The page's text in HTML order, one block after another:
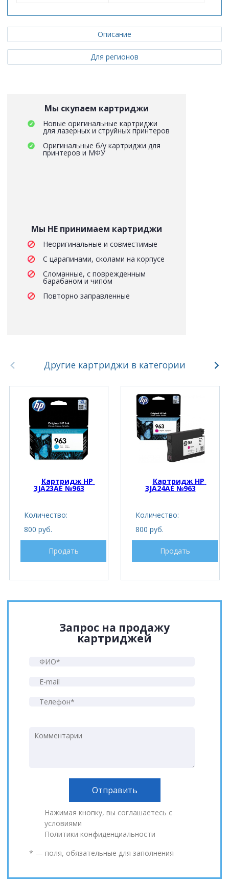
Описание
Для регионов
Мы скупаем картриджи
Новые оригинальные картриджи
для лазерных и струйных принтеров
Оригинальные б/у картриджи для
принтеров и МФУ
Мы НЕ принимаем картриджи
Неоригинальные и совместимые
С царапинами, сколами на корпусе
Сломанные, с поврежденным
барабаном и чипом
Повторно заправленные
Другие картриджи в категории
Картридж HP
3JA23AE №963
Количество:
800 руб.
Продать
Картридж HP
3JA24AE №963
Количество:
800 руб.
Продать
Запрос на продажу
картриджей
Нажимая кнопку, вы соглашаетесь с
условиями
Политики конфиденциальности
* — поля, обязательные для заполнения